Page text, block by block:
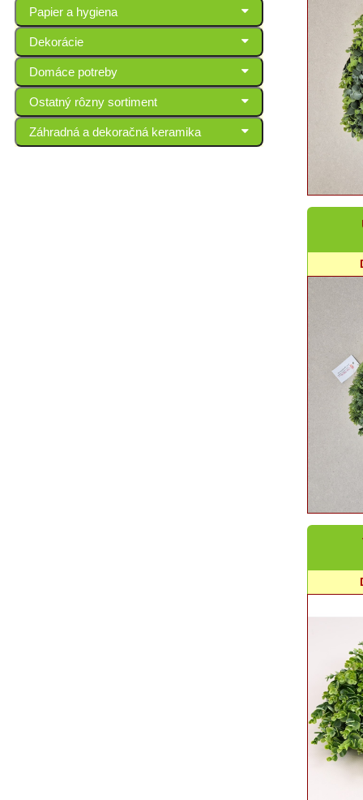
Papier a hygiena
Dekorácie
Domáce potreby
Ostatný rôzny sortiment
Záhradná a dekoračná keramika